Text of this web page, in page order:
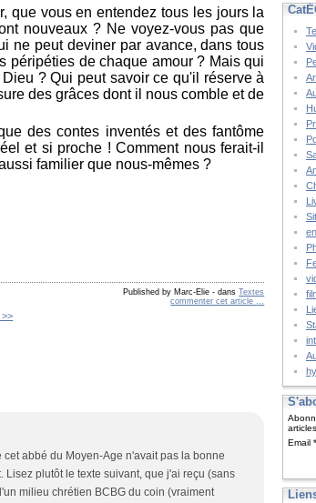
que vous en entendez tous les jours la
nouveaux ? Ne voyez-vous pas que
ne peut deviner par avance, dans tous
péripéties de chaque amour ? Mais qui
? Qui peut savoir ce qu'il réserve à
des grâces dont il nous comble et de
des contes inventés et des fantôme
et si proche ! Comment nous ferait-il
familier que nous-mêmes ?
Published by Marc-Elie - dansTextes
commenter cet article
abbé du Moyen-Age n'avait pas la bonne
plutôt le texte suivant, que j'ai reçu (sans
milieu chrétien BCBG du coin (vraiment
Email